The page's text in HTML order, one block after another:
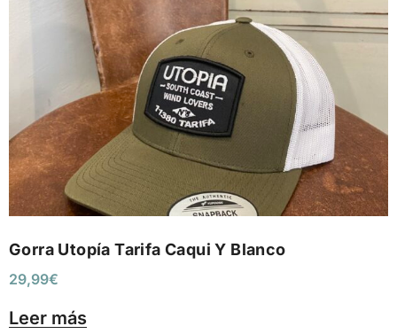
Gorra Utopía Tarifa Caqui Y Blanco
29,99€
Leer más